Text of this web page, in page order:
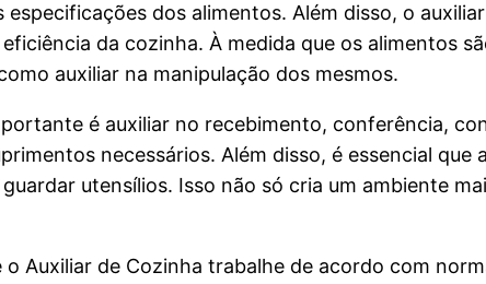
dos alimentos. Além disso, o
eficiência da cozinha. À medida que os alimentos
auxiliar na manipulação dos mesmos.
é auxiliar no recebimento, conferência,
necessários. Além disso, é essencial
utensílios. Isso não só cria um ambiente
Auxiliar de Cozinha trabalhe de acordo com